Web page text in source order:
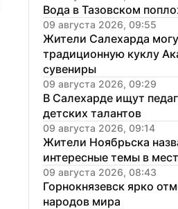
Вода в Тазовском
09 августа 2026, 09:55
Жители Салехарда
традиционную куклу
сувениры
09 августа 2026, 09:29
В Салехарде ищут
детских талантов
09 августа 2026, 09:14
Жители Ноябрьска
интересные темы в
09 августа 2026, 08:43
Горнокнязевск ярко
народов мира